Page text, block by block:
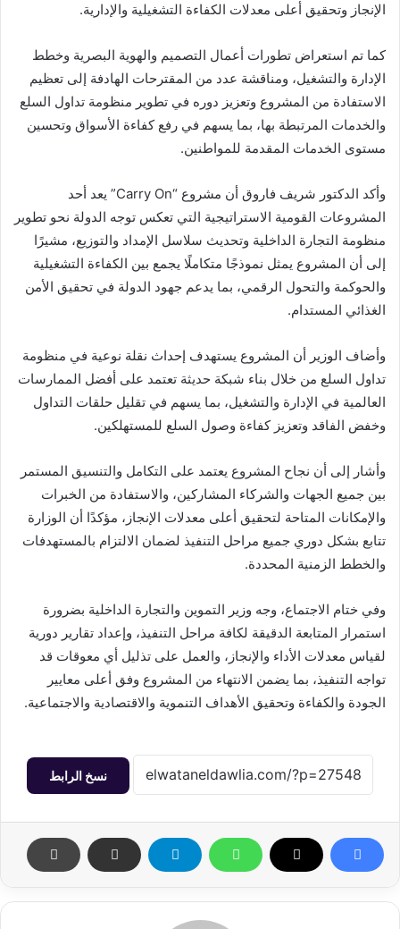
الإنجاز وتحقيق أعلى معدلات الكفاءة التشغيلية والإدارية.
كما تم استعراض تطورات أعمال التصميم والهوية البصرية وخطط
الإدارة والتشغيل، ومناقشة عدد من المقترحات الهادفة إلى تعظيم
الاستفادة من المشروع وتعزيز دوره في تطوير منظومة تداول السلع
والخدمات المرتبطة بها، بما يسهم في رفع كفاءة الأسواق وتحسين
مستوى الخدمات المقدمة للمواطنين.
وأكد الدكتور شريف فاروق أن مشروع “Carry On” يعد أحد
المشروعات القومية الاستراتيجية التي تعكس توجه الدولة نحو تطوير
منظومة التجارة الداخلية وتحديث سلاسل الإمداد والتوزيع، مشيرًا
إلى أن المشروع يمثل نموذجًا متكاملًا يجمع بين الكفاءة التشغيلية
والحوكمة والتحول الرقمي، بما يدعم جهود الدولة في تحقيق الأمن
الغذائي المستدام.
وأضاف الوزير أن المشروع يستهدف إحداث نقلة نوعية في منظومة
تداول السلع من خلال بناء شبكة حديثة تعتمد على أفضل الممارسات
العالمية في الإدارة والتشغيل، بما يسهم في تقليل حلقات التداول
وخفض الفاقد وتعزيز كفاءة وصول السلع للمستهلكين.
وأشار إلى أن نجاح المشروع يعتمد على التكامل والتنسيق المستمر
بين جميع الجهات والشركاء المشاركين، والاستفادة من الخبرات
والإمكانات المتاحة لتحقيق أعلى معدلات الإنجاز، مؤكدًا أن الوزارة
تتابع بشكل دوري جميع مراحل التنفيذ لضمان الالتزام بالمستهدفات
والخطط الزمنية المحددة.
وفي ختام الاجتماع، وجه وزير التموين والتجارة الداخلية بضرورة
استمرار المتابعة الدقيقة لكافة مراحل التنفيذ، وإعداد تقارير دورية
لقياس معدلات الأداء والإنجاز، والعمل على تذليل أي معوقات قد
تواجه التنفيذ، بما يضمن الانتهاء من المشروع وفق أعلى معايير
الجودة والكفاءة وتحقيق الأهداف التنموية والاقتصادية والاجتماعية.
نسخ الرابط